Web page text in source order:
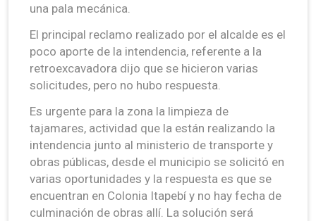
una pala mecánica.
El principal reclamo realizado por el alcalde es el
poco aporte de la intendencia, referente a la
retroexcavadora dijo que se hicieron varias
solicitudes, pero no hubo respuesta.
Es urgente para la zona la limpieza de
tajamares, actividad que la están realizando la
intendencia junto al ministerio de transporte y
obras públicas, desde el municipio se solicitó en
varias oportunidades y la respuesta es que se
encuentran en Colonia Itapebí y no hay fecha de
culminación de obras allí. La solución será